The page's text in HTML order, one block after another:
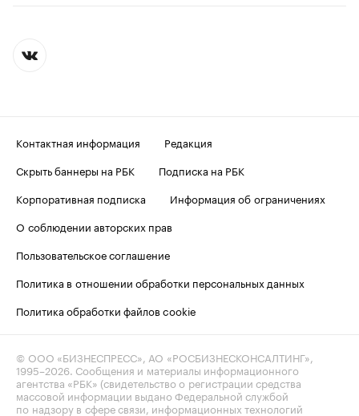
Контактная информация
Редакция
Скрыть баннеры на РБК
Подписка на РБК
Корпоративная подписка
Информация об ограничениях
О соблюдении авторских прав
Пользовательское соглашение
Политика в отношении обработки персональных данных
Политика обработки файлов cookie
© ООО «БИЗНЕСПРЕСС», АО «РОСБИЗНЕСКОНСАЛТИНГ»,
1995–2026 . Сообщения и материалы информационного
агентства «РБК» (свидетельство о регистрации средства
массовой информации выдано Федеральной службой
по надзору в сфере связи, информационных технологий